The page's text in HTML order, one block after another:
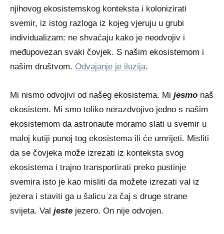
njihovog ekosistemskog konteksta i kolonizirati
svemir, iz istog razloga iz kojeg vjeruju u grubi
individualizam: ne shvaćaju kako je neodvojiv i
međupovezan svaki čovjek. S našim ekosistemom i
našim društvom. Odvajanje je iluzija.
Mi nismo odvojivi od našeg ekosistema. Mi jesmo naš
ekosistem. Mi smo toliko nerazdvojivo jedno s našim
ekosistemom da astronaute moramo slati u svemir u
maloj kutiji punoj tog ekosistema ili će umrijeti. Misliti
da se čovjeka može izrezati iz konteksta svog
ekosistema i trajno transportirati preko pustinje
svemira isto je kao misliti da možete izrezati val iz
jezera i staviti ga u šalicu za čaj s druge strane
svijeta. Val jeste jezero. On nije odvojen.